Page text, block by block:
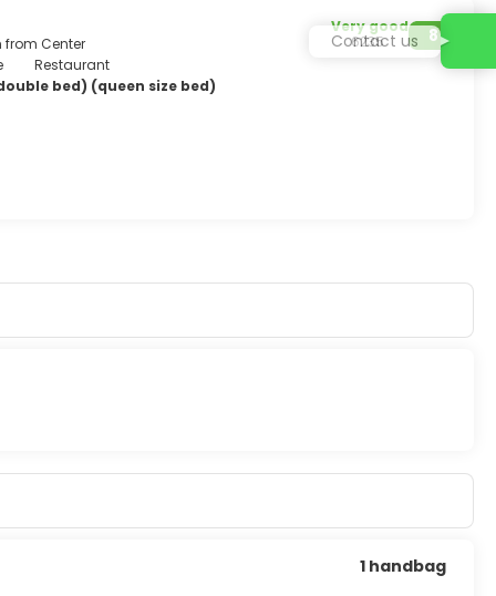
from Center 8
Very good
6235
Restaurant
bed) (queen size bed)
1 handbag
Contact us